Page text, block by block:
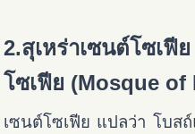
2.สุเหร่าเซนต์โซ
โซเฟีย (Mosque of
เซนต์โซเฟีย แปลว่า โบ